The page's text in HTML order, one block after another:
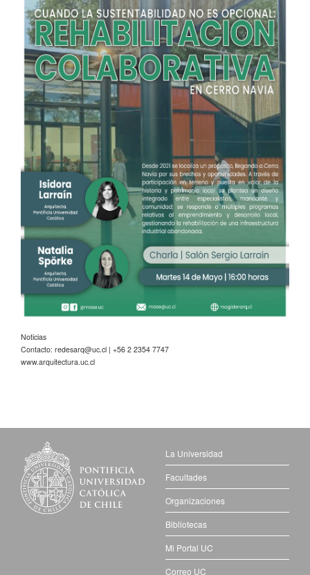
Noticias
Contacto: redesarq@uc.cl | +56 2 2354 7747
www.arquitectura.uc.cl
La Universidad
Facultades
Organizaciones
Bibliotecas
Mi Portal UC
Correo UC